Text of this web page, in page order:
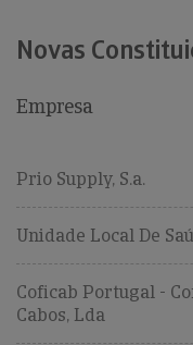
Novas
Empresa
Prio Supply, S.a.
Unidade Local De
Coficab Portugal -
Cabos, Lda